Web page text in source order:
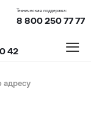
Техническая поддержка:
8 800 250 77 77
42 ≡
адресу